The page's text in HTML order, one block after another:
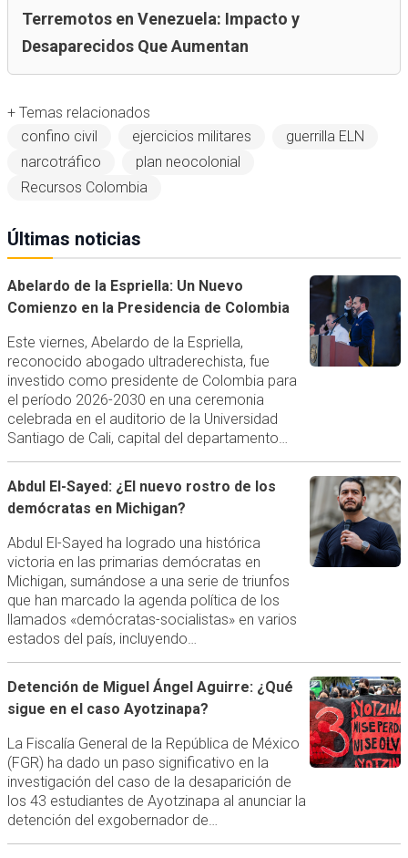
Terremotos en Venezuela: Impacto y
Desaparecidos Que Aumentan
+ Temas relacionados
confino civil
ejercicios militares
guerrilla ELN
narcotráfico
plan neocolonial
Recursos Colombia
Últimas noticias
Abelardo de la Espriella: Un Nuevo
Comienzo en la Presidencia de Colombia
Este viernes, Abelardo de la Espriella,
reconocido abogado ultraderechista, fue
investido como presidente de Colombia para
el período 2026-2030 en una ceremonia
celebrada en el auditorio de la Universidad
Santiago de Cali, capital del departamento…
Abdul El-Sayed: ¿El nuevo rostro de los
demócratas en Michigan?
Abdul El-Sayed ha logrado una histórica
victoria en las primarias demócratas en
Michigan, sumándose a una serie de triunfos
que han marcado la agenda política de los
llamados «demócratas-socialistas» en varios
estados del país, incluyendo…
Detención de Miguel Ángel Aguirre: ¿Qué
sigue en el caso Ayotzinapa?
La Fiscalía General de la República de México
(FGR) ha dado un paso significativo en la
investigación del caso de la desaparición de
los 43 estudiantes de Ayotzinapa al anunciar la
detención del exgobernador de…